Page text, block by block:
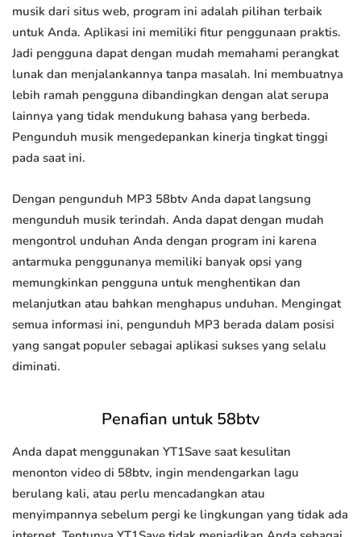
musik dari situs web, program ini adalah pilihan terbaik
untuk Anda. Aplikasi ini memiliki fitur penggunaan praktis.
Jadi pengguna dapat dengan mudah memahami perangkat
lunak dan menjalankannya tanpa masalah. Ini membuatnya
lebih ramah pengguna dibandingkan dengan alat serupa
lainnya yang tidak mendukung bahasa yang berbeda.
Pengunduh musik mengedepankan kinerja tingkat tinggi
pada saat ini.
Dengan pengunduh MP3 58btv Anda dapat langsung
mengunduh musik terindah. Anda dapat dengan mudah
mengontrol unduhan Anda dengan program ini karena
antarmuka penggunanya memiliki banyak opsi yang
memungkinkan pengguna untuk menghentikan dan
melanjutkan atau bahkan menghapus unduhan. Mengingat
semua informasi ini, pengunduh MP3 berada dalam posisi
yang sangat populer sebagai aplikasi sukses yang selalu
diminati.
Penafian untuk 58btv
Anda dapat menggunakan YT1Save saat kesulitan
menonton video di 58btv, ingin mendengarkan lagu
berulang kali, atau perlu mencadangkan atau
menyimpannya sebelum pergi ke lingkungan yang tidak ada